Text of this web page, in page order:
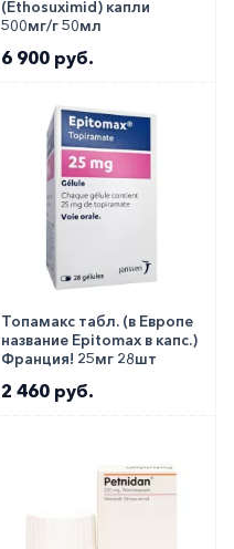
(Ethosuximid) капли
500мг/г 50мл
6 900 руб.
Топамакс табл. (в Европе
название Epitomax в капс.)
Франция! 25мг 28шт
2 460 руб.